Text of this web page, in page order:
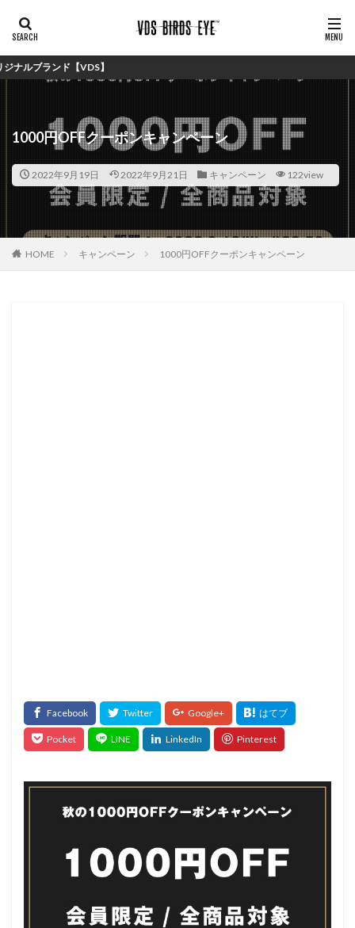
ンド【VDS】
1000円OFFクーポンキャンペーン
2022年9月19日 2022年9月21日 キャンペーン 122view
HOME キャンペーン 1000円OFFクーポンキャンペーン